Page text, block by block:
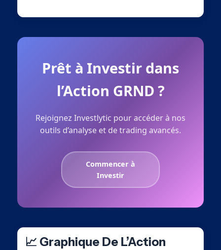
Prêt à Investir dans
l’Action GRND ?
Rejoignez Investlytic pour accéder à nos
outils d’analyse et de trading avancés.
Commencer à
Investir
📈 Graphique De L’Action